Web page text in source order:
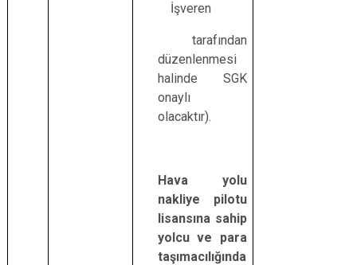
İşveren
tarafından
düzenlenmesi
halinde SGK
onaylı
olacaktır).
Hava yolu
nakliye pilotu
lisansına sahip
yolcu ve para
taşımacılığında